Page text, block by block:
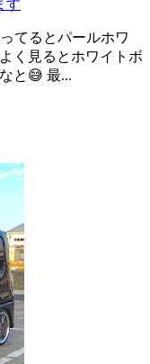
す
てるとパールホワ
く見るとホワイトボ
と😅 最...